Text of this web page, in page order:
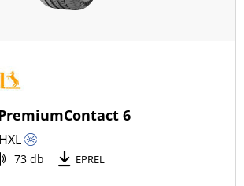
6
HXL
73 db EPREL